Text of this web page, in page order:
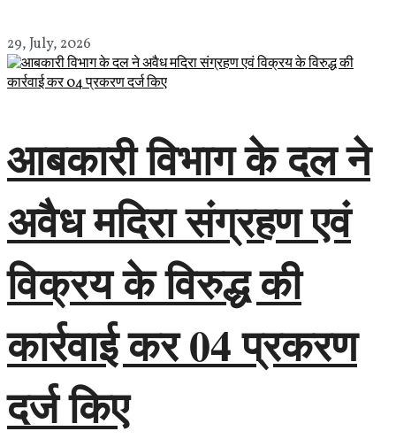
29, July, 2026
आबकारी विभाग के दल ने
अवैध मदिरा संग्रहण एवं
विक्रय के विरुद्ध की
कार्रवाई कर 04 प्रकरण
दर्ज किए